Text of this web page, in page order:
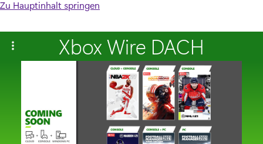
Zu Hauptinhalt springen
Xbox Wire DACH